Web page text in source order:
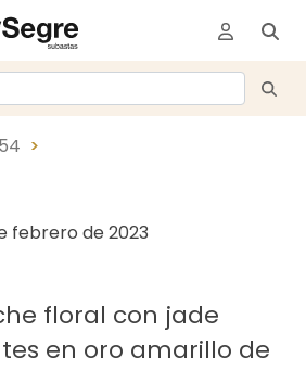
febrero de 2023
floral con jade
en oro amarillo de